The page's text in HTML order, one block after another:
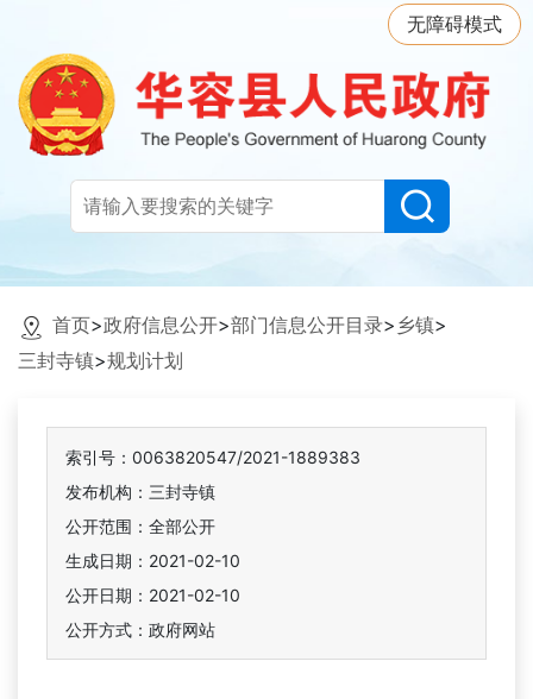
无障碍模式
首页>政府信息公开>部门信息公开目录> 乡镇>
三封寺镇>规划计划
索引号：0063820547/2021-1889383
发布机构：三封寺镇
公开范围：全部公开
生成日期：2021-02-10
公开日期：2021-02-10
公开方式：政府网站